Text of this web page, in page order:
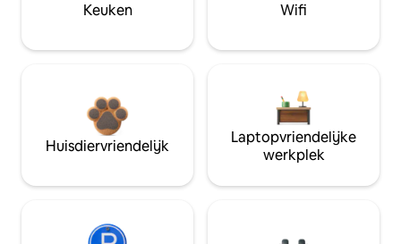
Keuken Wifi
Huisdiervriendelijk
Laptopvriendelijke
werkplek